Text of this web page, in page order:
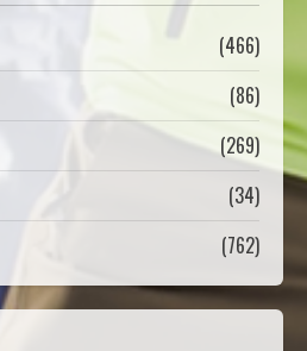
(2026-2 Dönem) Sporcu Branşı
Sözleşmeli Er Temini Başvuruları
Başlamıştır.
ANALİG TEKERLEKLİ KAYAK
TÜRKİYE ŞAMPİYONASI
22 Temmuz 2026
TÜRKİYE ŞAMPİYONASI GÖREVLİ
LİSTESİ
(466)
(86)
(269)
(34)
(762)